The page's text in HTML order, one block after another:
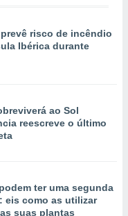
risco de incêndio
Ibérica durante
ao Sol
reescreve o último
ter uma segunda
eis como as utilizar
suas plantas